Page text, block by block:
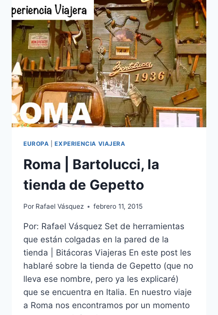
LONDINENSE
EUROPA |EXPERIENCIA VIAJERA
Roma | Bartolucci, la
tienda de Gepetto
Por Rafael Vásquez febrero 11, 2015
Por: Rafael Vásquez Set de herramientas
que están colgadas en la pared de la
tienda | Bitácoras Viajeras En este post les
hablaré sobre la tienda de Gepetto (que no
lleva ese nombre, pero ya les explicaré)
que se encuentra en Italia. En nuestro viaje
a Roma nos encontramos por un momento